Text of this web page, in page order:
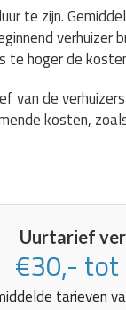
te zijn.
te hoger de
van de
kosten,
Uurtarief
€30,- tot
tarieven